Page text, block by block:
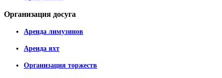
Организация досуга
Аренда лимузинов
Аренда яхт
Организация торжеств